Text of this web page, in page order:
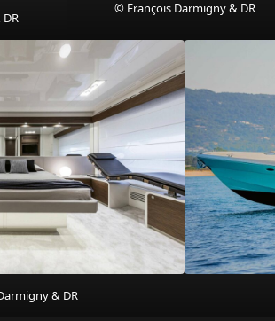
© François Darmigny & DR
& DR